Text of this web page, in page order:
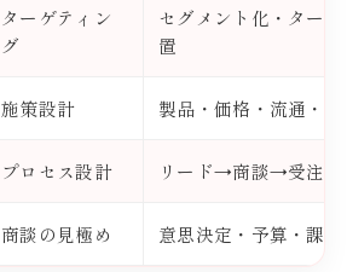
ターゲティン
グ
セグメント化・ター
置
施策設計 製品・価格・流通・
プロセス設計 リード→商談→受注の
商談の見極め 意思決定・予算・課